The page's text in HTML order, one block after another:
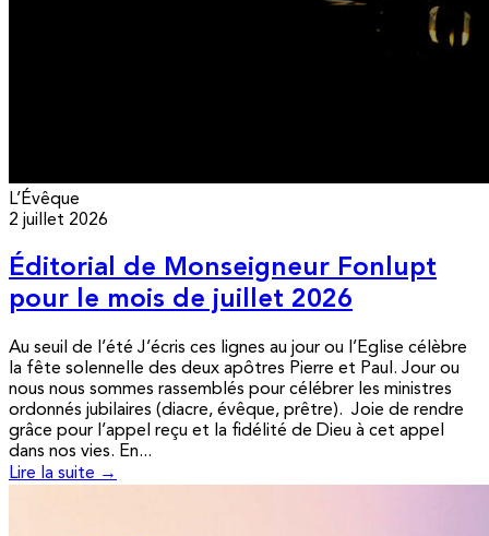
L’Évêque
2 juillet 2026
Éditorial de Monseigneur Fonlupt
pour le mois de juillet 2026
Au seuil de l’été J’écris ces lignes au jour ou l’Eglise célèbre
la fête solennelle des deux apôtres Pierre et Paul. Jour ou
nous nous sommes rassemblés pour célébrer les ministres
ordonnés jubilaires (diacre, évêque, prêtre). Joie de rendre
grâce pour l’appel reçu et la fidélité de Dieu à cet appel
dans nos vies. En...
Lire la suite →